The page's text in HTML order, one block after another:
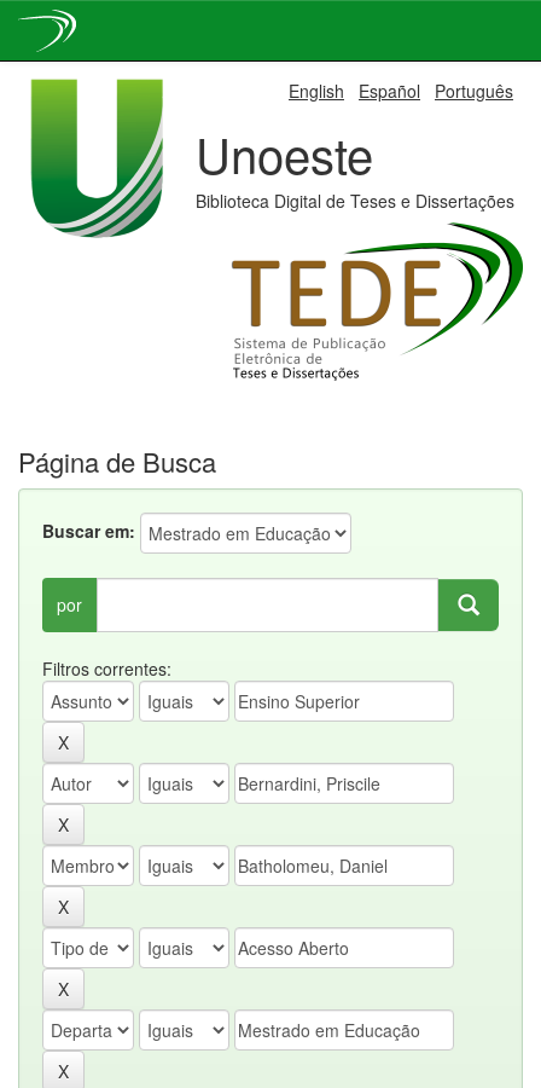
English Español Português
Unoeste
Biblioteca Digital de Teses e Dissertações
Página de Busca
Buscar em:
por
Filtros correntes: